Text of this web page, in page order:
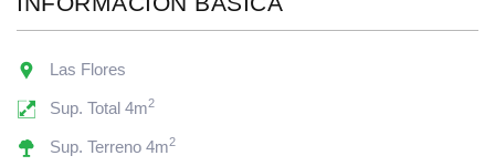
Las Flores
Sup. Total 4m2
Sup. Terreno 4m2